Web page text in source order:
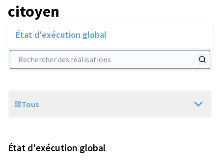
citoyen
État d'exécution global
Rechercher des réalisations
Scope
Tous
État d'exécution global